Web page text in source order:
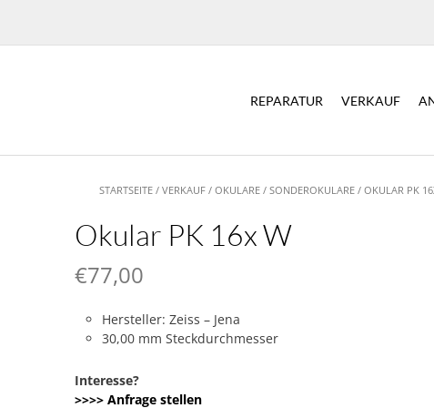
REPARATUR VERKAUF
STARTSEITE /VERKAUF /OKULARE /SONDEROKULARE / OKULAR PK
Okular PK 16x W
€77,00
Hersteller: Zeiss – Jena
30,00 mm Steckdurchmesser
Interesse?
>>>> Anfrage stellen